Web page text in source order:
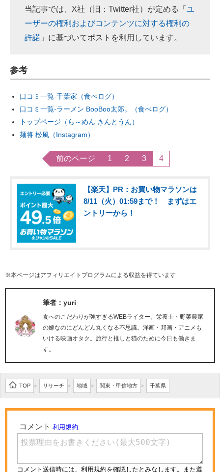
当記事では、X社（旧：Twitter社）が定める「 ユ
ーザーの権利およびコンテンツに対する権利の
許諾 」に基づいてポストを利用しています。
参考
口コミ一覧‐千葉家（食べログ）
口コミ一覧‐ラーメン BooBoo太郎。（食べログ）
トップページ（ら～めん きんとうん）
麺将 松風（Instagram）
前のページ 1 2 3 4
【楽天】PR：お買い物マラソンは
8/11（火）01:59まで！ まずはエ
ントリーから！
※本ページはアフィリエイトプログラムによる収益を得ています
筆者：yuri
食へのこだわりが強すぎるWEBライター。栄養士・野菜農家
の嫁なのにどんどん丸くなる不思議。洋画・邦画・アニメも
いける映画オタク。旅行と推しと猫のために今日も働きま
す。
TOP > リサーチ > 地域 > 関東・甲信地方 > 千葉県